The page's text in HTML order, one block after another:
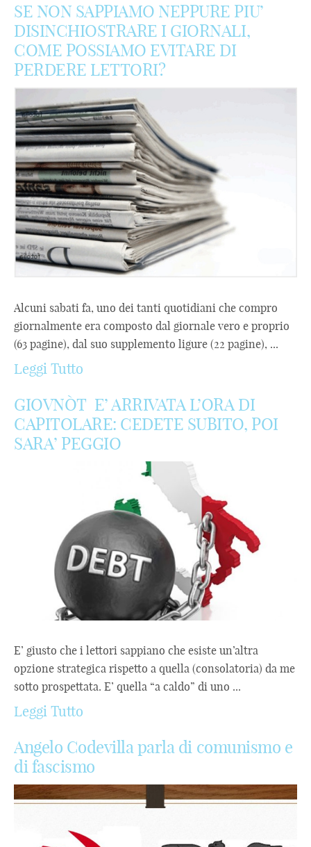
SE NON SAPPIAMO NEPPURE PIU’
DISINCHIOSTRARE I GIORNALI,
COME POSSIAMO EVITARE DI
PERDERE LETTORI?
Alcuni sabati fa, uno dei tanti quotidiani che compro
giornalmente era composto dal giornale vero e proprio
(63 pagine), dal suo supplemento ligure (22 pagine), ...
Leggi Tutto
GIOVNÒT E’ ARRIVATA L’ORA DI
CAPITOLARE: CEDETE SUBITO, POI
SARA’ PEGGIO
E’ giusto che i lettori sappiano che esiste un’altra
opzione strategica rispetto a quella (consolatoria) da me
sotto prospettata. E’ quella “a caldo” di uno ...
Leggi Tutto
Angelo Codevilla parla di comunismo e
di fascismo